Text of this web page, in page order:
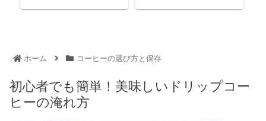
ホーム コーヒーの選び方と保存
初心者でも簡単！美味しいドリップコー
ヒーの淹れ方